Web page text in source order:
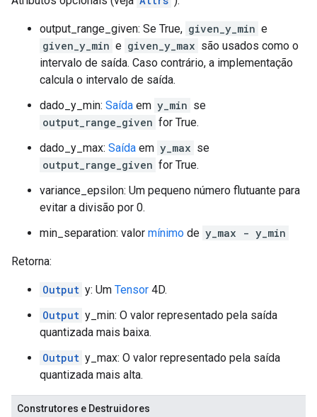
output_range_given: Se True, given_y_min e
given_y_min e given_y_max são usados ​​como o
intervalo de saída. Caso contrário, a implementação
calcula o intervalo de saída.
dado_y_min: Saída em y_min se
output_range_given for True.
dado_y_max: Saída em y_max se
output_range_given for True.
variance_epsilon: Um pequeno número flutuante para
evitar a divisão por 0.
min_separation: valor mínimo de y_max - y_min
Retorna:
Output y: Um Tensor 4D.
Output y_min: O valor representado pela saída
quantizada mais baixa.
Output y_max: O valor representado pela saída
quantizada mais alta.
Construtores e Destruidores